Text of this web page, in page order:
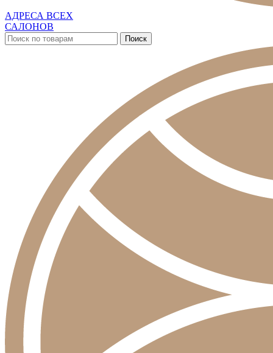
АДРЕСА ВСЕХ
САЛОНОВ